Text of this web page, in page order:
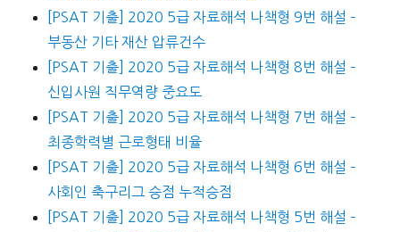
[PSAT 기출] 2020 5급 자료해석 나책형 9번 해설 –
부동산 기타 재산 압류건수
[PSAT 기출] 2020 5급 자료해석 나책형 8번 해설 –
신입사원 직무역량 중요도
[PSAT 기출] 2020 5급 자료해석 나책형 7번 해설 –
최종학력별 근로형태 비율
[PSAT 기출] 2020 5급 자료해석 나책형 6번 해설 –
사회인 축구리그 승점 누적승점
[PSAT 기출] 2020 5급 자료해석 나책형 5번 해설 –